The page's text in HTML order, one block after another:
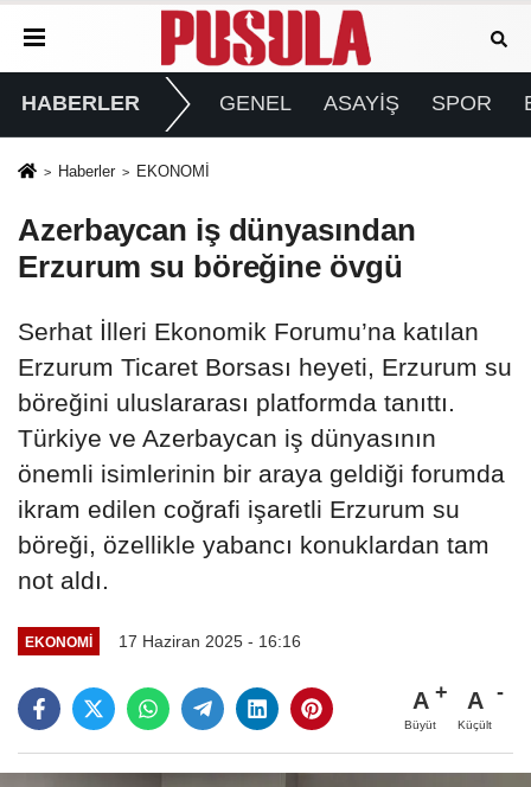
HABERLER GENEL ASAYİŞ SPOR
Haberler EKONOMİ
Azerbaycan iş dünyasından
Erzurum su böreğine övgü
Serhat İlleri Ekonomik Forumu’na katılan
Erzurum Ticaret Borsası heyeti, Erzurum su
böreğini uluslararası platformda tanıttı.
Türkiye ve Azerbaycan iş dünyasının
önemli isimlerinin bir araya geldiği forumda
ikram edilen coğrafi işaretli Erzurum su
böreği, özellikle yabancı konuklardan tam
not aldı.
EKONOMİ 17 Haziran 2025 - 16:16
A
Büyüt
A
Küçült